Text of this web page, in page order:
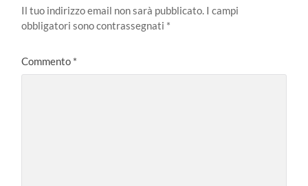
Il tuo indirizzo email non sarà pubblicato. I campi
obbligatori sono contrassegnati *
Commento *